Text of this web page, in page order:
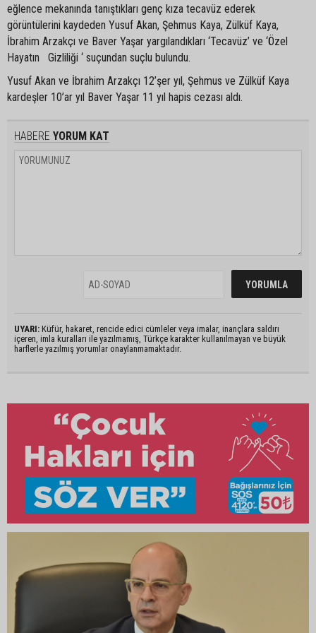
eğlence mekanında tanıştıkları genç kıza tecavüz ederek
görüntülerini kaydeden Yusuf Akan, Şehmus Kaya, Zülküf Kaya,
İbrahim Arzakçı ve Baver Yaşar yargılandıkları ‘Tecavüz’ ve ‘Özel
Hayatın Gizliliği ‘ suçundan suçlu bulundu.
Yusuf Akan ve İbrahim Arzakçı 12’şer yıl, Şehmus ve Zülküf Kaya
kardeşler 10’ar yıl Baver Yaşar 11 yıl hapis cezası aldı.
HABERE YORUM KAT
UYARI: Küfür, hakaret, rencide edici cümleler veya imalar, inançlara saldırı
içeren, imla kuralları ile yazılmamış, Türkçe karakter kullanılmayan ve büyük
harflerle yazılmış yorumlar onaylanmamaktadır.